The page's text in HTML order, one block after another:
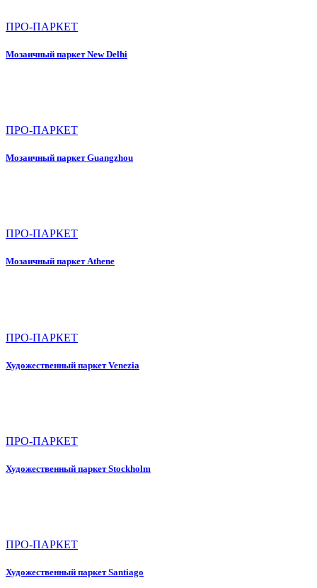
ПРО-ПАРКЕТ
Мозаичный паркет New Delhi
ПРО-ПАРКЕТ
Мозаичный паркет Guangzhou
ПРО-ПАРКЕТ
Мозаичный паркет Athene
ПРО-ПАРКЕТ
Художественный паркет Venezia
ПРО-ПАРКЕТ
Художественный паркет Stockholm
ПРО-ПАРКЕТ
Художественный паркет Santiago